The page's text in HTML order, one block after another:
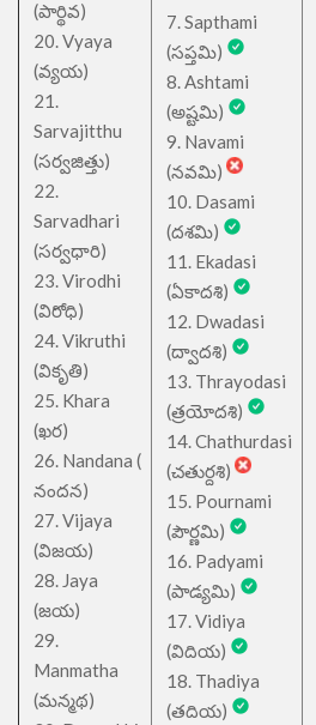
(పార్థివ)
20. Vyaya
(వ్యయ)
21.
Sarvajitthu
(సర్వజిత్తు)
22.
Sarvadhari
(సర్వధారి)
23. Virodhi
(విరోధి)
24. Vikruthi
(వికృతి)
25. Khara
(ఖర)
26. Nandana (
నందన)
27. Vijaya
(విజయ)
28. Jaya
(జయ)
29.
Manmatha
(మన్మథ)
7. Sapthami
(సప్తమి)
8. Ashtami
(అష్టమి)
9. Navami
(నవమి)
10. Dasami
(దశమి)
11. Ekadasi
(ఏకాదశి)
12. Dwadasi
(ద్వాదశి)
13. Thrayodasi
(త్రయోదశి)
14. Chathurdasi
(చతుర్దశి)
15. Pournami
(పౌర్ణమి)
16. Padyami
(పాడ్యమి)
17. Vidiya
(విదియ)
18. Thadiya
(తదియ)